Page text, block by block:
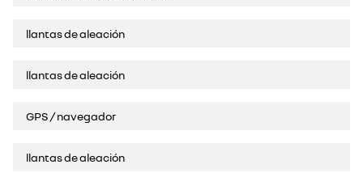
llantas de aleación
llantas de aleación
GPS / navegador
llantas de aleación